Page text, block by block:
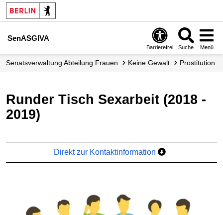
SenASGIVA
Barrierefrei Suche Menü
Senats­verwaltung Abteilung Frauen Keine Gewalt Prostitution
Runder Tisch Sexarbeit (2018 -
2019)
Direkt zur Kontaktinformation